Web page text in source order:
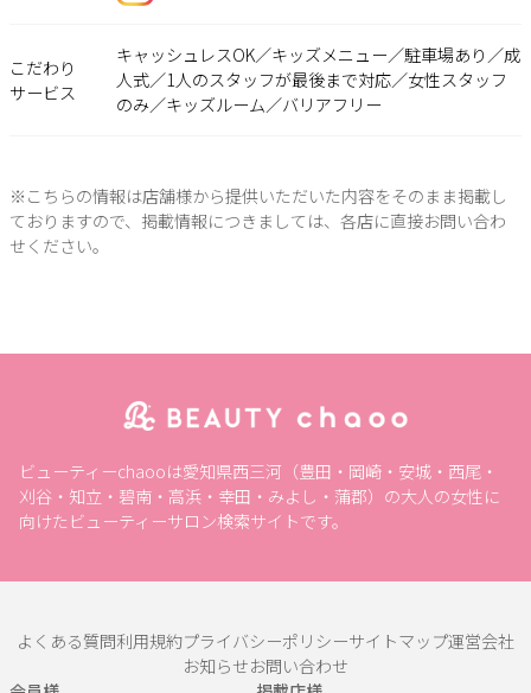
こだわり
サービス
キャッシュレスOK／キッズメニュー／駐車場あり／成
人式／1人のスタッフが最後まで対応／女性スタッフ
のみ／キッズルーム／バリアフリー
※こちらの情報は店舗様から提供いただいた内容をそのまま掲載し
ておりますので、掲載情報につきましては、各店に直接お問い合わ
せください。
ビューティーchaooは愛知県西三河（豊田・岡崎・安城・西尾・
刈谷・知立・碧南・高浜・幸田・みよし・蒲郡）の大人の女性に
向けたビューティーサロン検索サイトです。
よくある質問利用規約プライバシーポリシーサイトマップ運営会社
お知らせお問い合わせ